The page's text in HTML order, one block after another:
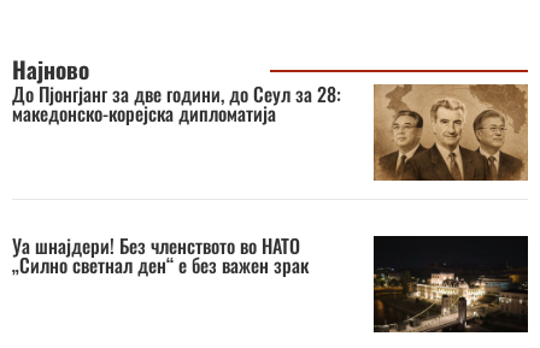
Најново
До Пјонгјанг за две години, до Сеул за 28:
македонско-корејска дипломатија
Уа шнајдери! Без членството во НАТО
„Силно светнал ден“ е без важен зрак